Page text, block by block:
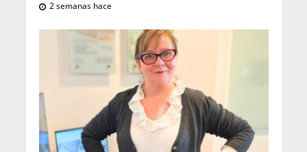
2 semanas hace